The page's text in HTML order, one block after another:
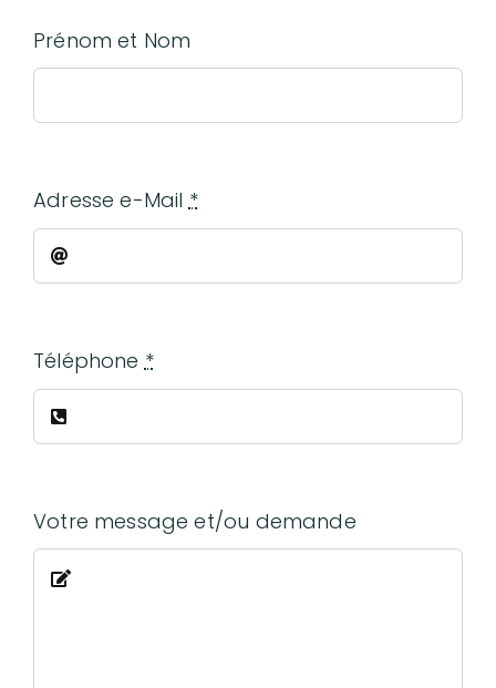
Prénom et Nom
Adresse e-Mail*
Téléphone *
Votre message et/ou demande